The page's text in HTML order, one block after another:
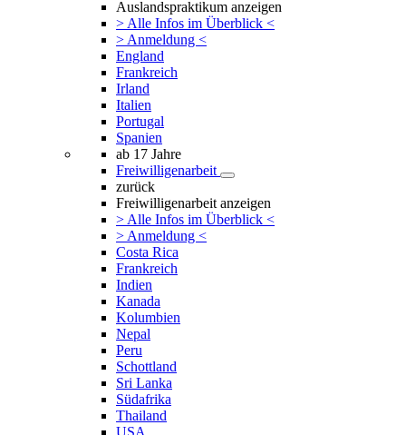
Auslandspraktikum anzeigen
> Alle Infos im Überblick <
> Anmeldung <
England
Frankreich
Irland
Italien
Portugal
Spanien
ab 17 Jahre
Freiwilligenarbeit
zurück
Freiwilligenarbeit anzeigen
> Alle Infos im Überblick <
> Anmeldung <
Costa Rica
Frankreich
Indien
Kanada
Kolumbien
Nepal
Peru
Schottland
Sri Lanka
Südafrika
Thailand
USA